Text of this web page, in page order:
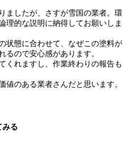
ましたが、さすが雪国の業者。環
理的な説明に納得してお願いしま
状態に合わせて、なぜこの塗料が
るので安心感があります。
くれますし、作業終わりの報告も
値のある業者さんだと思います。
みる